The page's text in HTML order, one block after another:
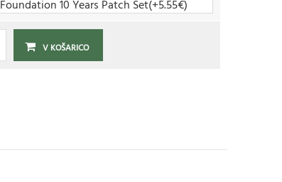
Foundation 10 Years Patch Set(+5.55€)